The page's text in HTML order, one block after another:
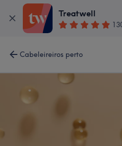
Treatwell
Cabeleireiros perto